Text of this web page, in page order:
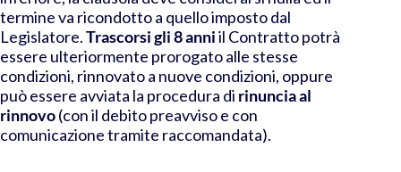
termine va ricondotto a quello imposto dal
Legislatore.Trascorsi gli 8 anniil Contratto potrà
essere ulteriormente prorogato alle stesse
condizioni, rinnovato a nuove condizioni, oppure
può essere avviata la procedura di rinuncia al
rinnovo(con il debito preavviso e con
comunicazione tramite raccomandata).